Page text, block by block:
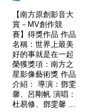
【南方原創影音大
賞－MV創作競
賽】得獎作品 作品
名稱：世界上最美
好的事就是在一起
榮獲獎項：南方之
星影像藝術獎 作品
介紹： 導演：鄧雯
馨、呂剛帆 演唱：
杜易修、鄧雯馨 ...